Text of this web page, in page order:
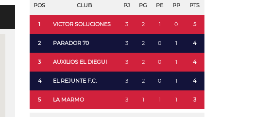
POS CLUB PJ PG PE PP PTS
1 VICTOR SOLUCIONES 3 2 1 0 5
2 PARADOR 70 3 2 0 1 4
3 AUXILIOS EL DIEGUI 3 2 0 1 4
4 EL REJUNTE F.C. 3 2 0 1 4
5 LA MARMO 3 1 1 1 3